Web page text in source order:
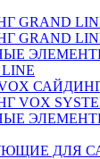
GRAND
GRAND
VOX
ДЛЯ